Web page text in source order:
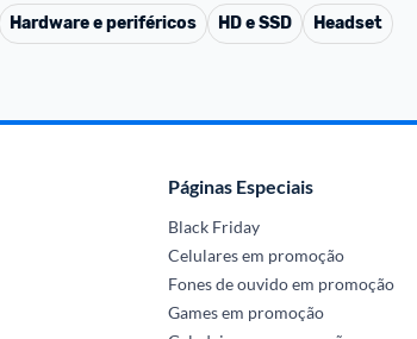
Hardware e periféricos HD e SSD Headset
Páginas Especiais
Black Friday
Celulares em promoção
Fones de ouvido em promoção
Games em promoção